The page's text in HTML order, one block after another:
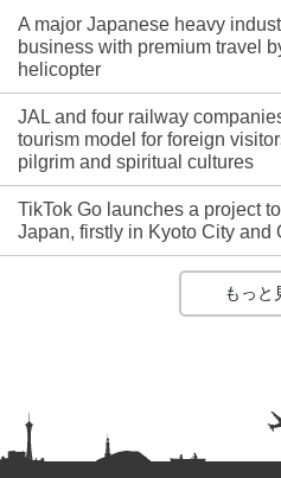
A major Japanese heavy
business with premium travel
helicopter
JAL and four railway
tourism model for foreign
pilgrim and spiritual cultures
TikTok Go launches a project
Japan, firstly in Kyoto City and
もっと